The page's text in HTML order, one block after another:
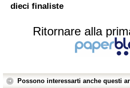
dieci finaliste
Ritornare alla
Possono interessarti anche questi